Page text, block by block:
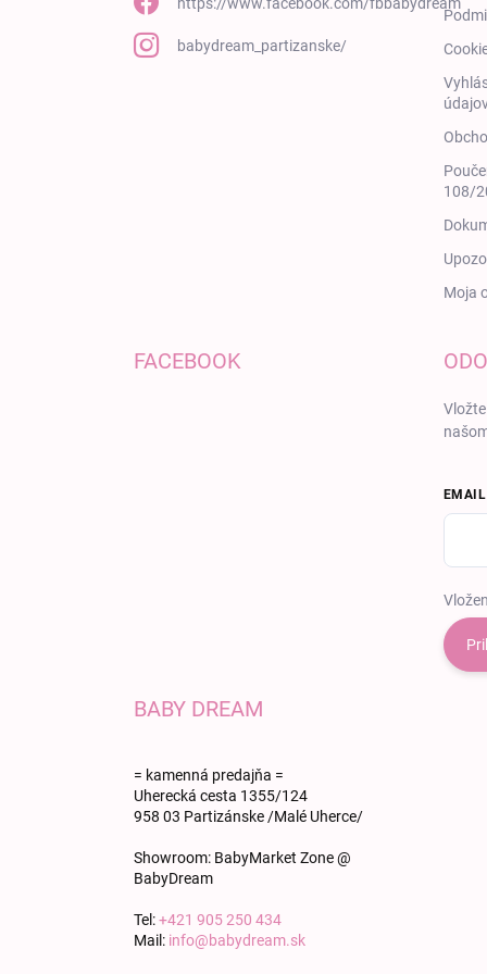
babydream_partizanske/
108/
Moja
FACEBOOK
EMAIL
BABY DREAM
= kamenná predajňa =
Uherecká cesta 1355/124
958 03 Partizánske /Malé Uherce/
Showroom: BabyMarket Zone @
BabyDream
Tel:+421 905 250 434
Mail: info@babydream.sk